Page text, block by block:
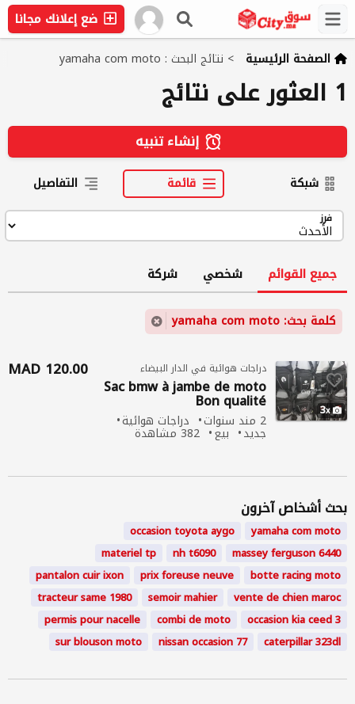
ضع إعلانك مجانا
الصفحة الرئيسية > نتائج البحث : yamaha com moto
1 العثور على نتائج
إنشاء تنبيه
شبكة قائمة التفاصيل
فرز
جميع القوائم شخصي شركة
كلمة بحث: yamaha com moto
3
دراجات هوائية في الدار البيضاء
Sac bmw à jambe demoto
Bon qualité
2 مند سنوات دراجات هوائية
جديد بيع 382 مشاهدة
120.00 MAD
بحث أشخاص آخرون
yamahacommoto
occasion toyota aygo
massey ferguson 6440
nh t6090
materiel tp
botte racingmoto
prix foreuse neuve
pantalon cuir ixon
vente de chien maroc
semoir mahier
tracteur same 1980
occasion kia ceed 3
combi demoto
permis pour nacelle
caterpillar 323dl
nissan occasion 77
sur blousonmoto